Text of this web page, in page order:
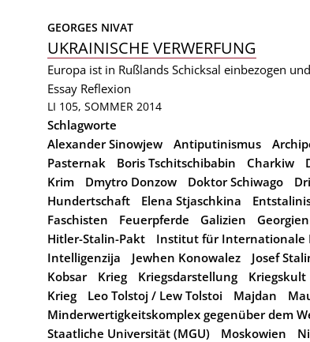
GEORGES NIVAT
UKRAINISCHE VERWERFUNG
Europa ist in Rußlands Schicksal einbezogen
Essay Reflexion
LI 105, SOMMER 2014
Schlagworte
Alexander Sinowjew
Antiputinismus
Pasternak
Boris Tschitschibabin Charkiw
Krim
Dmytro Donzow Doktor Schiwago
Hundertschaft
Elena Stjaschkina
Faschisten
Feuerpferde Galizien Georgien
Hitler-Stalin-Pakt
Institut für Internationale
Intelligenzija
Jewhen Konowalez Josef
Kobsar
Krieg Kriegsdarstellung Kriegskult
Krieg
Leo Tolstoj / Lew Tolstoi Majdan
Minderwertigkeitskomplex gegenüber dem
Staatliche Universität (MGU)
Moskowien